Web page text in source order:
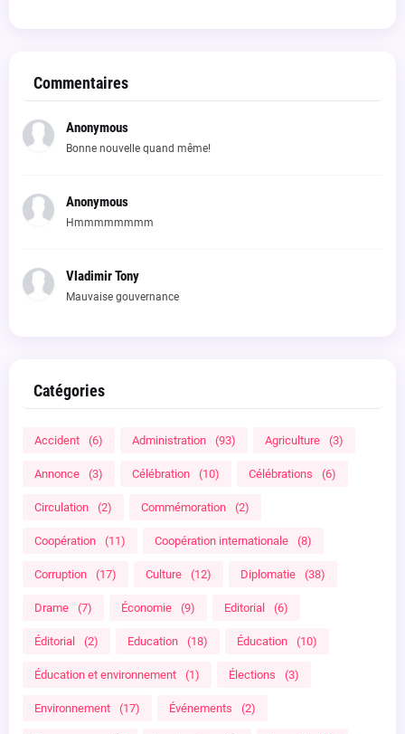
Commentaires
Anonymous
Bonne nouvelle quand même!
Anonymous
Hmmmmmmmm
Vladimir Tony
Mauvaise gouvernance
Catégories
Accident (6) Administration (93) Agriculture (3)
Annonce (3) Célébration (10) Célébrations (6)
Circulation (2) Commémoration (2)
Coopération (11) Coopération internationale (8)
Corruption (17) Culture (12) Diplomatie (38)
Drame (7) Économie (9) Editorial (6)
Éditorial (2) Education (18) Éducation (10)
Éducation et environnement (1) Élections (3)
Environnement (17) Événements (2)